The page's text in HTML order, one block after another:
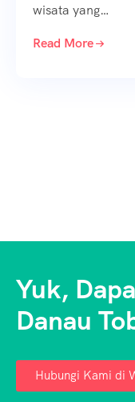
wisata yang…
Read More
Yuk,
Danau
Hubungi Kami di